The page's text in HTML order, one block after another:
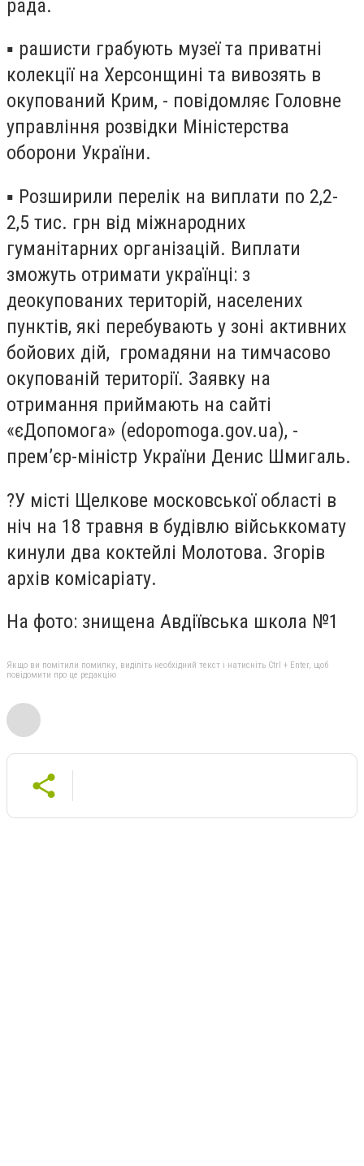
рада.
▪️ рашисти грабують музеї та приватні
колекції на Херсонщині та вивозять в
окупований Крим, - повідомляє Головне
управління розвідки Міністерства
оборони України.
▪️ Розширили перелік на виплати по 2,2-
2,5 тис. грн від міжнародних
гуманітарних організацій. Виплати
зможуть отримати українці: з
деокупованих територій, населених
пунктів, які перебувають у зоні активних
бойових дій, громадяни на тимчасово
окупованій території. Заявку на
отримання приймають на сайті
«єДопомога» (edopomoga.gov.ua), -
прем’єр-міністр України Денис Шмигаль.
?У місті Щелкове московської області в
ніч на 18 травня в будівлю військкомату
кинули два коктейлі Молотова. Згорів
архів комісаріату.
На фото: знищена Авдіївська школа №1
Якщо ви помітили помилку, виділіть необхідний текст і натисніть Ctrl + Enter, щоб
повідомити про це редакцію